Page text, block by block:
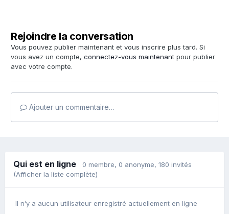
Rejoindre la conversation
Vous pouvez publier maintenant et vous inscrire plus tard. Si
vous avez un compte, connectez-vous maintenant pour publier
avec votre compte.
Ajouter un commentaire…
Qui est en ligne 0 membre, 0 anonyme, 180 invités
(Afficher la liste complète)
Il n’y a aucun utilisateur enregistré actuellement en ligne